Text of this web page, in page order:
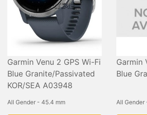
Garmin Venu 2 GPS Wi-Fi
Blue Granite/Passivated
KOR/SEA A03948
All Gender - 45.4 mm
Garmin
Blue
All Gender